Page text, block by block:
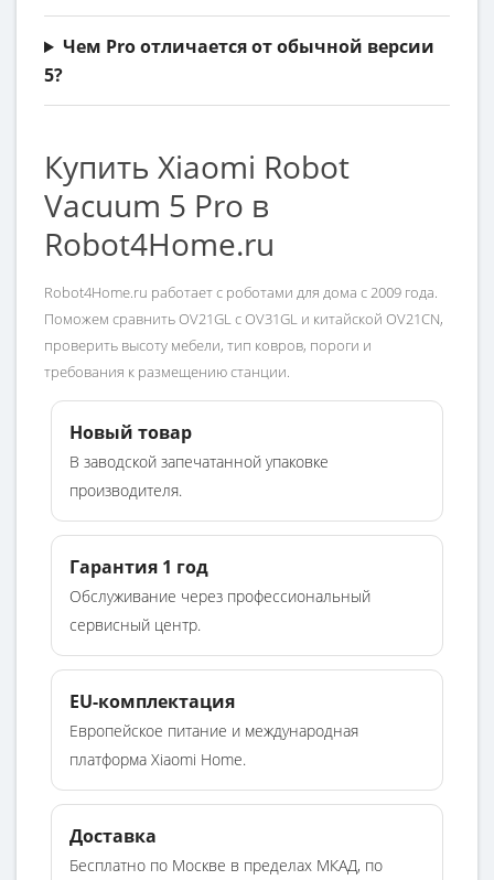
Чем Pro отличается от обычной версии
5?
Купить Xiaomi Robot
Vacuum 5 Pro в
Robot4Home.ru
Robot4Home.ru работает с роботами для дома с 2009 года.
Поможем сравнить OV21GL с OV31GL и китайской OV21CN,
проверить высоту мебели, тип ковров, пороги и
требования к размещению станции.
Новый товар
В заводской запечатанной упаковке
производителя.
Гарантия 1 год
Обслуживание через профессиональный
сервисный центр.
EU-комплектация
Европейское питание и международная
платформа Xiaomi Home.
Доставка
Бесплатно по Москве в пределах МКАД, по